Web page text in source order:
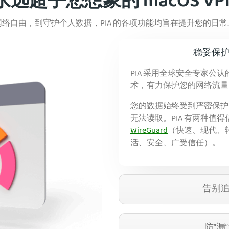
自由，到守护个人数据，PIA 的各项功能均旨在提升您的日
稳妥保
PIA 采用全球安全专家公认
术，有力保护您的网络流量
您的数据始终受到严密保
无法读取。PIA 有两种值
WireGuard （快速、现代、
活、安全、广受信任）。
告别